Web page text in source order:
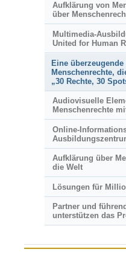
Aufklärung von
über
Multimedia-
United for Human
Eine
Menschenrechte,
„30 Rechte, 30
Audiovisuelle
Menschenrechte
Online-
Aufklärung über
die Welt
Lösungen für
Partner und
unterstützen das